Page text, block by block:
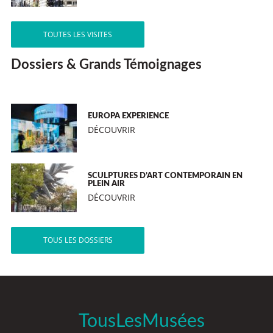
TOUTES LES VISITES
Dossiers & Grands Témoignages
EUROPA EXPERIENCE
DÉCOUVRIR
SCULPTURES D’ART CONTEMPORAIN EN
PLEIN AIR
DÉCOUVRIR
TOUS LES DOSSIERS
TousLesMusées